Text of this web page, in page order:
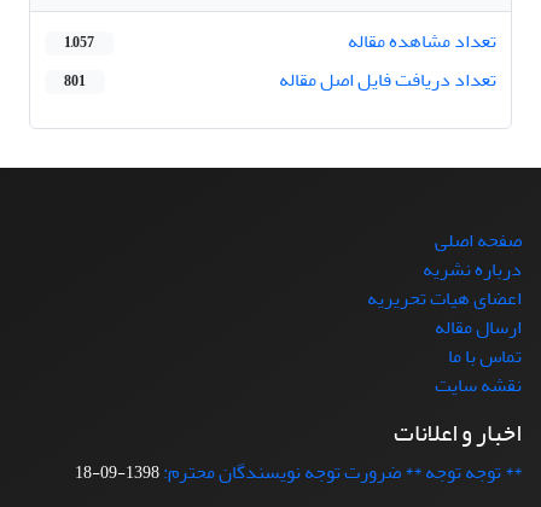
تعداد مشاهده مقاله
1,057
تعداد دریافت فایل اصل مقاله 801
صفحه اصلی
درباره نشریه
اعضای هیات تحریریه
ارسال مقاله
تماس با ما
نقشه سایت
اخبار و اعلانات
** توجه توجه ** ضرورت توجه نویسندگان محترم:1398-09-18